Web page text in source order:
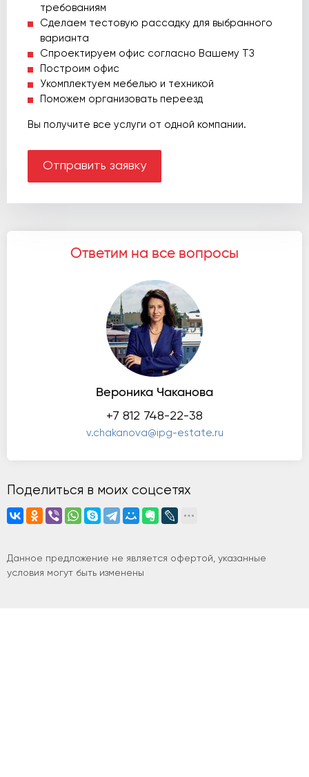
требованиям
Сделаем тестовую рассадку для выбранного
варианта
Спроектируем офис согласно Вашему ТЗ
Построим офис
Укомплектуем мебелью и техникой
Поможем организовать переезд
Вы получите все услуги от одной компании.
Отправить заявку
Ответим на все вопросы
Вероника Чаканова
+7 812 748-22-38
v.chakanova@ipg-estate.ru
Поделиться в моих соцсетях
Данное предложение не является офертой, указанные
условия могут быть изменены